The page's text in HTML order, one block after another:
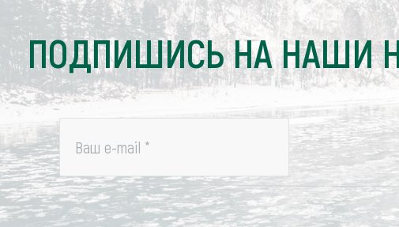
ПОДПИШИСЬ НА НАШИ
Ваш e-mail *